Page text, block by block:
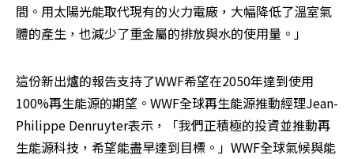
間。用太陽光能取代現有的火力電廠，大幅降低了溫室氣
體的產生，也減少了重金屬的排放與水的使用量。」
這份新出爐的報告支持了WWF希望在2050年達到使用
100%再生能源的期望。WWF全球再生能源推動經理Jean-
Philippe Denruyter表示，「我們正積極的投資並推動再
生能源科技，希望能盡早達到目標。」WWF全球氣候與能